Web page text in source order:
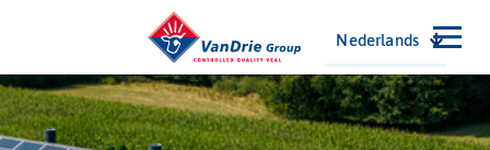
Nederlands